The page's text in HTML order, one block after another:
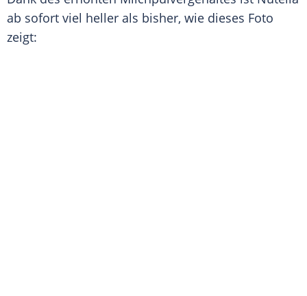
ab sofort viel heller als bisher, wie dieses Foto
zeigt: